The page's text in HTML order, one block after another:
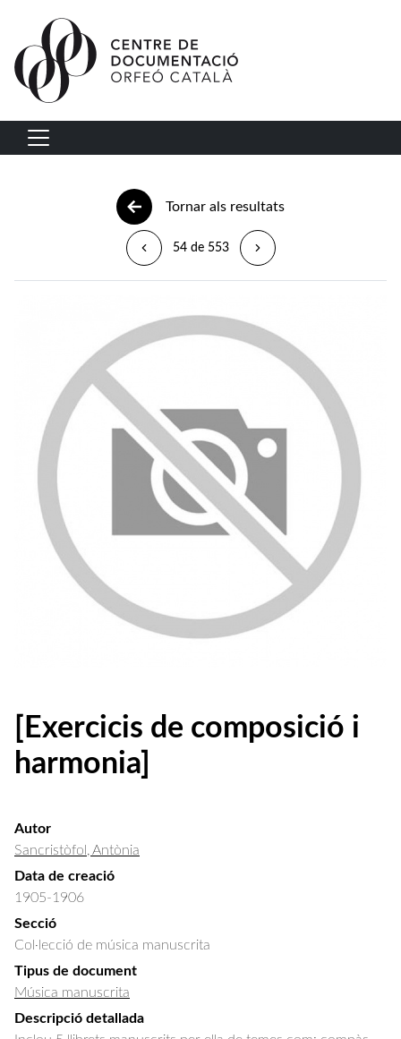
Vés al contingut
Navegació principal
Tornar als resultats
54 de 553
[Exercicis de composició i
harmonia]
Autor
Sancristòfol, Antònia
Data de creació
1905-1906
Secció
Col·lecció de música manuscrita
Tipus de document
Música manuscrita
Descripció detallada